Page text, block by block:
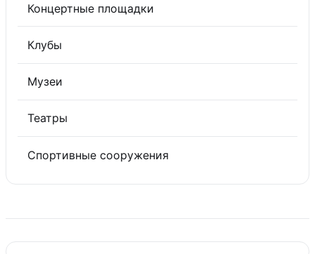
Концертные площадки
Клубы
Музеи
Театры
Спортивные сооружения